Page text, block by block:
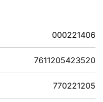
000221406
7611205423520
770221205